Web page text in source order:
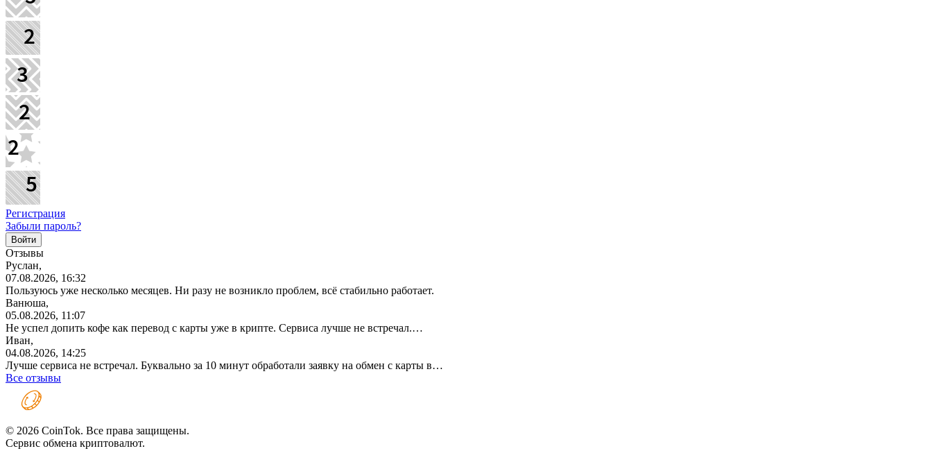
Регистрация
Забыли пароль?
Отзывы
Руслан,
07.08.2026, 16:32
Пользуюсь уже несколько месяцев. Ни разу не возникло проблем, всё стабильно работает.
Ванюша,
05.08.2026, 11:07
Не успел допить кофе как перевод с карты уже в крипте. Сервиса лучше не встречал.…
Иван,
04.08.2026, 14:25
Лучше сервиса не встречал. Буквально за 10 минут обработали заявку на обмен с карты в…
Все отзывы
© 2026 CoinTok. Все права защищены.
Сервис обмена криптовалют.